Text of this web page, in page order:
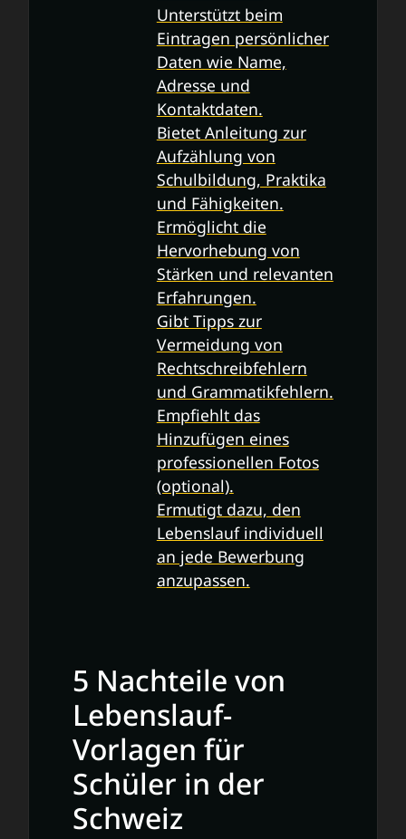
Unterstützt beim
Eintragen persönlicher
Daten wie Name,
Adresse und
Kontaktdaten.
Bietet Anleitung zur
Aufzählung von
Schulbildung, Praktika
und Fähigkeiten.
Ermöglicht die
Hervorhebung von
Stärken und relevanten
Erfahrungen.
Gibt Tipps zur
Vermeidung von
Rechtschreibfehlern
und Grammatikfehlern.
Empfiehlt das
Hinzufügen eines
professionellen Fotos
(optional).
Ermutigt dazu, den
Lebenslauf individuell
an jede Bewerbung
anzupassen.
5 Nachteile von
Lebenslauf-
Vorlagen für
Schüler in der
Schweiz